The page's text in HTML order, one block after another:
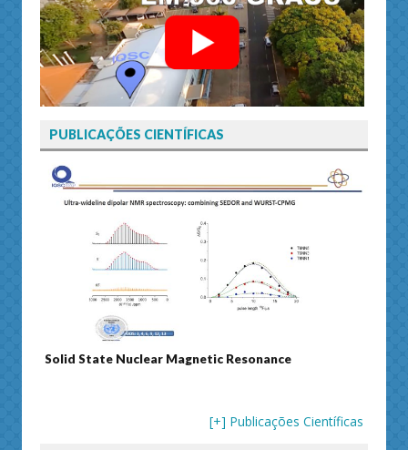
PUBLICAÇÕES CIENTÍFICAS
Solid State Nuclear Magnetic Resonance
[+] Publicações Científicas